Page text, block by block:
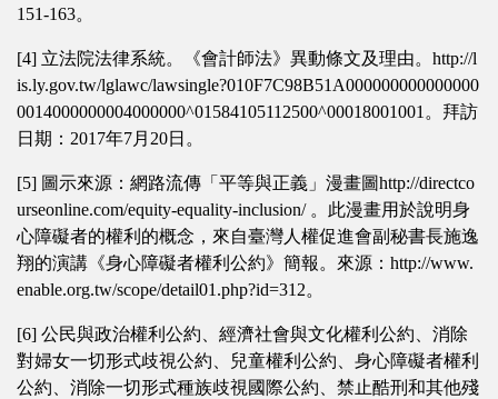
151-163。
[4] 立法院法律系統。《會計師法》異動條文及理由。http://l
is.ly.gov.tw/lglawc/lawsingle?010F7C98B51A000000000000000
0014000000004000000^01584105112500^00018001001。拜訪
日期：2017年7月20日。
[5] 圖示來源：網路流傳「平等與正義」漫畫圖http://directco
urseonline.com/equity-equality-inclusion/ 。此漫畫用於說明身
心障礙者的權利的概念，來自臺灣人權促進會副秘書長施逸
翔的演講《身心障礙者權利公約》簡報。來源：http://www.
enable.org.tw/scope/detail01.php?id=312。
[6] 公民與政治權利公約、經濟社會與文化權利公約、消除
對婦女一切形式歧視公約、兒童權利公約、身心障礙者權利
公約、消除一切形式種族歧視國際公約、禁止酷刑和其他殘